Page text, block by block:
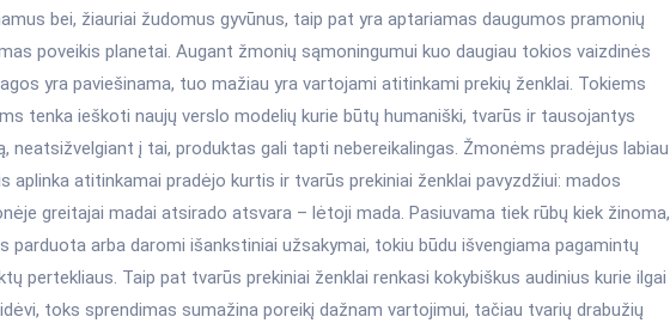
bei, žiauriai žudomus gyvūnus, taip pat yra aptariamas daugumos pramonių
poveikis planetai. Augant žmonių sąmoningumui kuo daugiau tokios vaizdinės
yra paviešinama, tuo mažiau yra vartojami atitinkami prekių ženklai. Tokiems
tenka ieškoti naujų verslo modelių kurie būtų humaniški, tvarūs ir tausojantys
neatsižvelgiant į tai, produktas gali tapti nebereikalingas. Žmonėms pradėjus labiau
aplinka atitinkamai pradėjo kurtis ir tvarūs prekiniai ženklai pavyzdžiui: mados
greitajai madai atsirado atsvara – lėtoji mada. Pasiuvama tiek rūbų kiek žinoma,
parduota arba daromi išankstiniai užsakymai, tokiu būdu išvengiama pagamintų
pertekliaus. Taip pat tvarūs prekiniai ženklai renkasi kokybiškus audinius kurie ilgai
toks sprendimas sumažina poreikį dažnam vartojimui, tačiau tvarių drabužių